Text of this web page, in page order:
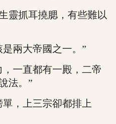
抓耳撓腮，有些難以
兩大帝國之一。”
一直都有一殿，二帝
法。”
，上三宗卻都排上